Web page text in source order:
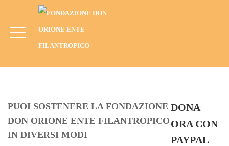
Contribuisci
CONTRIBUISCI
PUOI SOSTENERE LA FONDAZIONE
DON ORIONE ENTE FILANTROPICO
IN DIVERSI MODI
DONA
ORA CON
PAYPAL